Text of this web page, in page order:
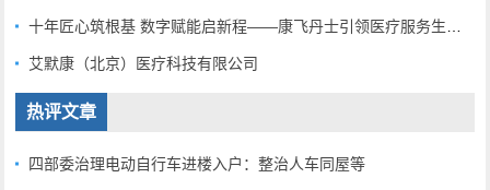
十年匠心筑根基 数字赋能启新程——康飞丹士引领医疗服务生态升级
艾默康（北京）医疗科技有限公司
热评文章
四部委治理电动自行车进楼入户：整治人车同屋等